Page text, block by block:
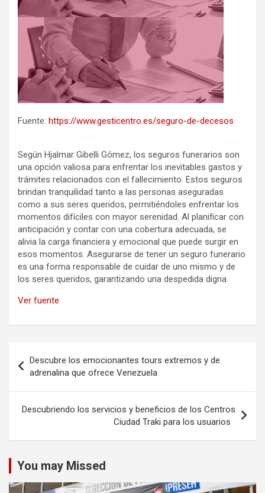
Fuente: https://www.gesticentro.es/seguro-de-decesos
Según Hjalmar Gibelli Gómez, los seguros funerarios son
una opción valiosa para enfrentar los inevitables gastos y
trámites relacionados con el fallecimiento. Estos seguros
brindan tranquilidad tanto a las personas aseguradas
como a sus seres queridos, permitiéndoles enfrentar los
momentos difíciles con mayor serenidad. Al planificar con
anticipación y contar con una cobertura adecuada, se
alivia la carga financiera y emocional que puede surgir en
esos momentos. Asegurarse de tener un seguro funerario
es una forma responsable de cuidar de uno mismo y de
los seres queridos, garantizando una despedida digna.
Ver fuente
de
entradas
Descubre los emocionantes tours extremos y de
adrenalina que ofrece Venezuela
Descubriendo los servicios y beneficios de los Centros
Ciudad Traki para los usuarios
You may Missed